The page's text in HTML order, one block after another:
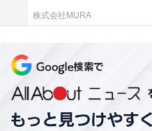
株式会社MURA